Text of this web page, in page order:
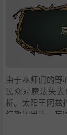
由于巫师们的野
民众对魔法失
析。太阳王阿兹
红教团出击，妄
往征服后的领土